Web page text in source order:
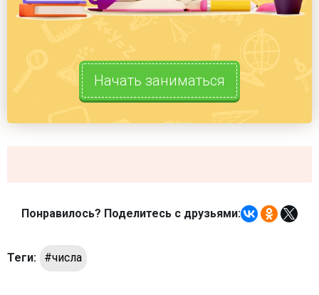
Начать заниматься
Понравилось? Поделитесь с друзьями:
Теги: #числа